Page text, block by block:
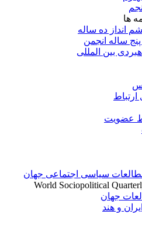
ها
انداز ده ساله
پنج ساله انجمن
بین المللی
عضویت
سیاسی اجتماعی جهان
جهان
و هند